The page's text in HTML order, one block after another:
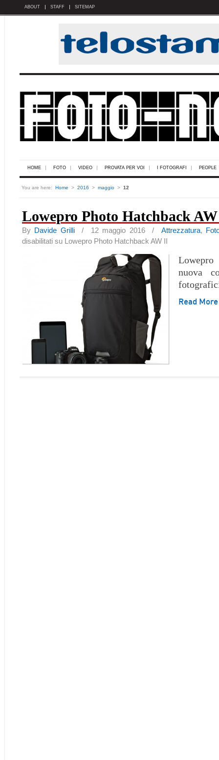
ABOUT STAFF SITEMAP
HOME FOTO VIDEO PROVATA PER VOI I FOTOGRAFI PEOPLE
You are here: Home > 2016 > maggio > 12
Lowepro Photo Hatchback
By Davide Grilli/ 12 maggio 2016 /Attrezzatura,
disabilitati su Lowepro Photo Hatchback AW II
nuova
Read